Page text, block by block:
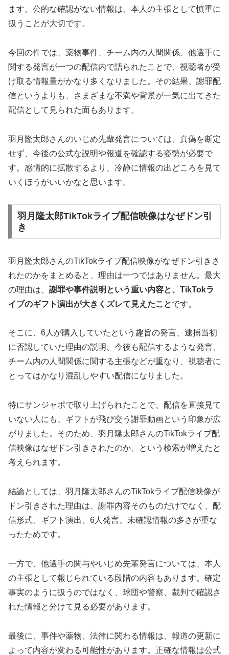
ます。公的な確認がない情報は、本人の主張として慎重に
扱うことが大切です。
今回の件では、薬物事件、チーム内の人間関係、他選手に
関する発言が一つの配信内で語られたことで、視聴者が受
け取る情報量がかなり多くなりました。その結果、謝罪配
信というよりも、さまざまな不満や背景が一気に出てきた
配信として見られた面もあります。
羽月隆太郎さんのいじめ先輩発言については、真偽を断定
せず、今後の公式な説明や報道を確認する姿勢が必要で
す。感情的に拡散するより、冷静に情報の出どころを見て
いくほうがいいかなと思います。
羽月隆太郎TikTokライブ配信映像はなぜドン引
き
羽月隆太郎さんのTikTokライブ配信映像がなぜドン引きさ
れたのかをまとめると、理由は一つではありません。最大
の理由は、 謝罪や事件説明という重い内容と、TikTokラ
イブのギフト演出が大きくズレて見えたことです。
そこに、6人が購入していたという趣旨の発言、逮捕当初
に否認していた理由の説明、今後も配信するような発言、
チーム内の人間関係に関する主張などが重なり、視聴者に
とってはかなり混乱しやすい配信になりました。
特にサンジャポで取り上げられたことで、配信を直接見て
いない人にも、ギフトが飛び交う謝罪動画という印象が広
がりました。そのため、羽月隆太郎さんのTikTokライブ配
信映像はなぜドン引きされたのか、という検索が増えたと
考えられます。
結論としては、羽月隆太郎さんのTikTokライブ配信映像が
ドン引きされた理由は、謝罪内容そのものだけでなく、配
信形式、ギフト演出、6人発言、未確認情報の多さが重な
ったためです。
一方で、他選手の関与やいじめ先輩発言については、本人
の主張として報じられている段階の内容もあります。確定
事実のように扱うのではなく、球団や警察、裁判で確認さ
れた情報と分けて見る必要があります。
最後に、事件や薬物、法律に関わる情報は、報道の更新に
よって内容が変わる可能性があります。正確な情報は公式